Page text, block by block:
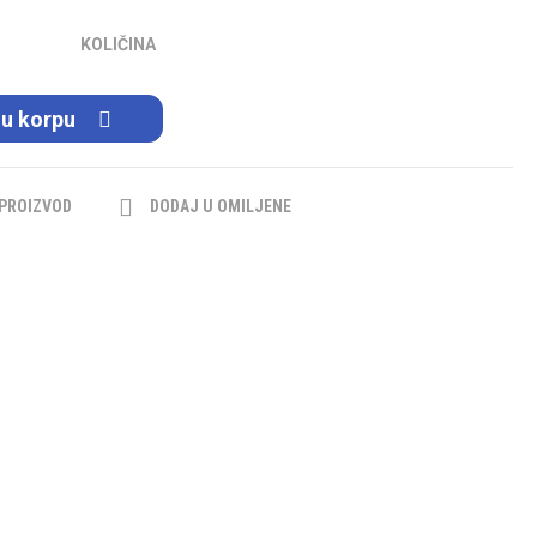
KOLIČINA
korpu
DODAJ U OMILJENE